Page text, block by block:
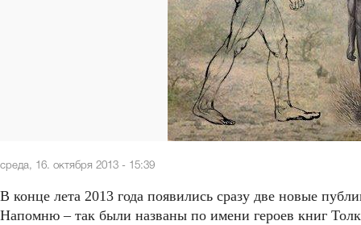
среда, 16. октября 2013 - 15:39
В конце лета 2013 года появились сразу две новые
Напомню – так были названы по имени героев книг